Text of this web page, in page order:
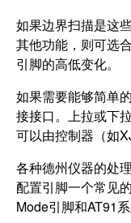
如果边界扫描是这
其他功能，则可选
引脚的高低变化。
如果需要能够简单
接接口。上拉或下
可以由控制器（如
各种德州仪器的处
配置引脚一个常见
Mode引脚和AT91